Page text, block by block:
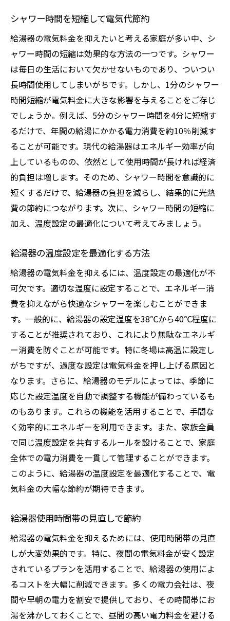
シャワー時間を短縮して電気代節約
給湯器の電気料金を抑えたいと考える家庭が多い中、シ
ャワー時間の短縮は効果的な方法の一つです。シャワー
は毎日の生活において欠かせないものであり、ついつい
長時間使用してしまいがちです。しかし、1分のシャワー
時間短縮が電気料金に大きな影響を与えることをご存じ
でしょうか。例えば、5分のシャワー時間を4分に短縮す
るだけで、年間の給湯にかかる電力消費を約10％削減す
ることが可能です。現代の給湯器はエネルギー効率が向
上しているものの、依然として使用時間が長ければ経済
的負担は増します。そのため、シャワー時間を意識的に
短くするだけで、給湯器の負担を減らし、結果的に光熱
費の節約につながります。次に、シャワー時間の短縮に
加え、温度設定の最適化について考えてみましょう。
給湯器の温度設定を最適化する方法
給湯器の電気料金を抑えるには、温度設定の最適化が不
可欠です。適切な温度に設定することで、エネルギー消
費を抑えながら快適なシャワーを楽しむことができま
す。一般的に、給湯器の設定温度を38℃から40℃程度に
することが推奨されており、これにより無駄なエネルギ
ー消費を防ぐことが可能です。特に冬場は高温に設定し
がちですが、過度な設定は電気料金を押し上げる原因と
なります。さらに、給湯器のモデルによっては、季節に
応じた設定温度を自動で調整する機能が備わっているも
のもあります。これらの機能を活用することで、手間な
く効率的にエネルギーを利用できます。また、家族全員
で同じ温度設定を共有するルールを設けることで、家庭
全体での電力消費を一貫して管理することができます。
このように、給湯器の温度設定を最適化することで、電
気料金の大幅な節約が期待できます。
給湯器使用時間帯の見直しで節約
給湯器の電気料金を抑えるためには、使用時間帯の見直
しが大変効果的です。特に、夜間の電気料金が安く設定
されているプランを活用することで、給湯器の使用によ
るコストを大幅に削減できます。多くの電力会社は、夜
間や早朝の電力を割安で提供しており、その時間帯にお
湯を沸かしておくことで、昼間の高い電力料金を避ける